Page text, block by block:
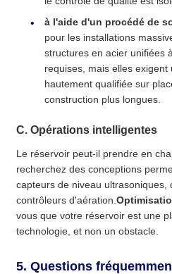
à l'aide d'un procédé de
pour les installations
structures en acier unifiées
requises, mais elles
hautement qualifiée sur
construction plus longues.
C. Opérations intelligentes
Le réservoir peut-il prendre en
recherchez des conceptions
capteurs de niveau ultrasoniques,
contrôleurs d'aération.
vous que votre réservoir est une
technologie, et non un obstacle.
5. Questions